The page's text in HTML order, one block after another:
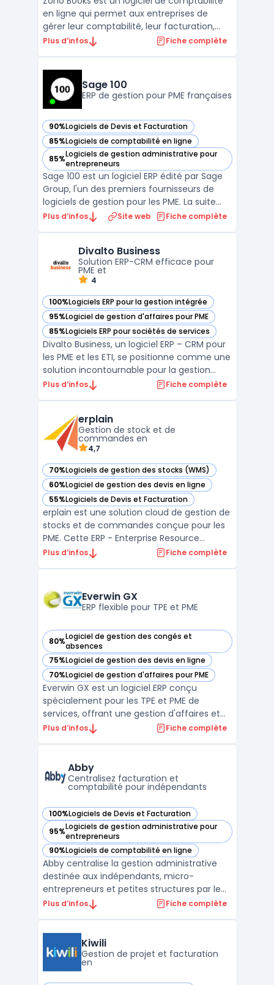
en ligne qui permet aux entreprises de
gérer leur comptabilité, leur facturation,
leur gestion de stock, leur reporting
leurs tâches administratives et financières,
comme l' ...
Plus d’infos Fiche complète
Sage 100
ERP de gestion pour PME françaises
90%Logiciels de Devis et Facturation
— voir Sage 100 dans cette catégorie
85%Logiciels de comptabilité en ligne
— voir Sage 100 dans cette catégorie
85%Logiciels de gestion administrative pour
entrepreneurs
— voir Sage 100 dans cette catégorie
Sage 100 est un logiciel ERP édité par Sage
Group, l'un des premiers fournisseurs de
logiciels de gestion pour les PME. La suite
couvre la comptabilité générale, la gestion
paie dans un environnement intégré.
Disponible en m ...
Plus d’infos Site web Fiche complète
Divalto Business
Solution ERP-CRM efficace pour
PME et
4
100%Logiciels ERP pour la gestion intégrée
— voir Divalto Business dans cette catégorie
95%Logiciel de gestion d'affaires pour PME
— voir Divalto Business dans cette catégorie
85%Logiciels ERP pour sociétés de services
— voir Divalto Business dans cette catégorie
Divalto Business, un logiciel ERP – CRM pour
les PME et les ETI, se positionne comme une
solution incontournable pour la gestion
d'entreprise. Conçu pour améliorer
d'automatisation des processus d'affaires,
rendant les tâches admin ...
Plus d’infos Fiche complète
erplain
Gestion de stock et de
commandes en
4,7
70%Logiciels de gestion des stocks (WMS)
— voir erplain dans cette catégorie
60%Logiciel de gestion des devis en ligne
— voir erplain dans cette catégorie
55%Logiciels de Devis et Facturation
— voir erplain dans cette catégorie
erplain est une solution cloud de gestion de
stocks et de commandes conçue pour les
PME. Cette ERP - Enterprise Resource
Planning offre une interface intuitive ainsi
et WooCommerce. Avec erplain, vous
pouvez gére ...
Plus d’infos Fiche complète
Everwin GX
ERP flexible pour TPE et PME
80%Logiciel de gestion des congés et
absences
— voir Everwin GX dans cette catégorie
75%Logiciel de gestion des devis en ligne
— voir Everwin GX dans cette catégorie
70%Logiciel de gestion d'affaires pour PME
— voir Everwin GX dans cette catégorie
Everwin GX est un logiciel ERP conçu
spécialement pour les TPE et PME de
services, offrant une gestion d'affaires et
de projets efficace et intégrée. Ce ERP
permettant une gestion souple et une
personnalisation en pr ...
Plus d’infos Fiche complète
Abby
Centralisez facturation et
comptabilité pour indépendants
100%Logiciels de Devis et Facturation
— voir Abby dans cette catégorie
95%Logiciels de gestion administrative pour
entrepreneurs
— voir Abby dans cette catégorie
90%Logiciels de comptabilité en ligne
— voir Abby dans cette catégorie
Abby centralise la gestion administrative
destinée aux indépendants, micro-
entrepreneurs et petites structures par le
biais d’une plateforme en ligne accessible
facturation et le respect des obligations
légale ...
Plus d’infos Fiche complète
Kiwili
Gestion de projet et facturation
en